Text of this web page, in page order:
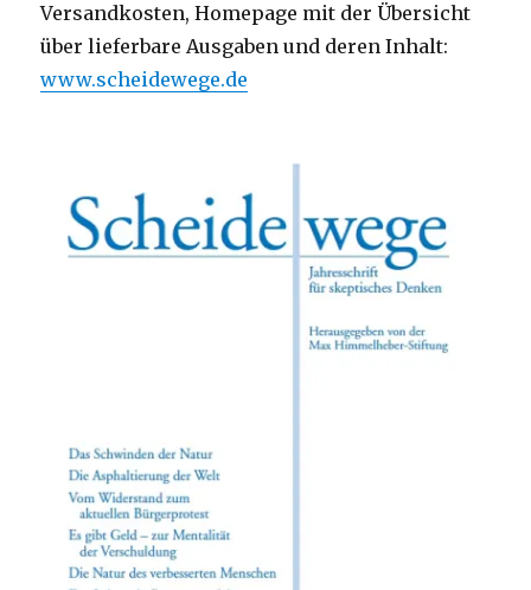
Versandkosten, Homepage mit der Übersicht
über lieferbare Ausgaben und deren Inhalt:
www.scheidewege.de